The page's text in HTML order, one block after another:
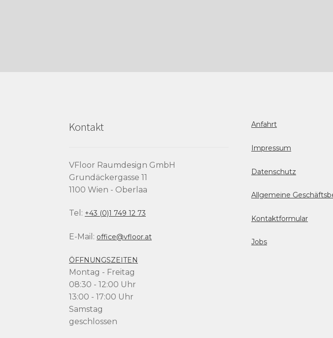
Kontakt
VFloor Raumdesign GmbH
Grundäckergasse 11
1100 Wien - Oberlaa
Tel: +43 (0)1 749 12 73
E-Mail: office@vfloor.at
ÖFFNUNGSZEITEN
Montag - Freitag
08:30 - 12:00 Uhr
13:00 - 17:00 Uhr
Samstag
geschlossen
Anfahrt
Impressum
Datenschutz
Allgemeine
Kontaktformular
Jobs